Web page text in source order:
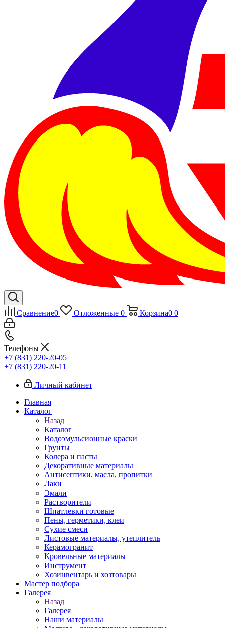
Сравнение0 Отложенные 0 Корзина0 0
Телефоны
+7 (831) 220-20-05
+7 (831) 220-20-11
Личный кабинет
Главная
Каталог
Назад
Каталог
Водоэмульсионные краски
Грунты
Колера и пасты
Декоративные материалы
Антисептики, масла, пропитки
Лаки
Эмали
Растворители
Шпатлевки готовые
Пены, герметики, клеи
Сухие смеси
Листовые материалы, утеплитель
Керамогранит
Кровельные материалы
Инструмент
Хозинвентарь и хозтовары
Мастер подбора
Галерея
Назад
Галерея
Наши материалы